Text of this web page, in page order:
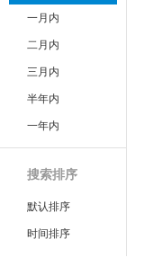
一月内
二月内
三月内
半年内
一年内
搜索排序
默认排序
时间排序